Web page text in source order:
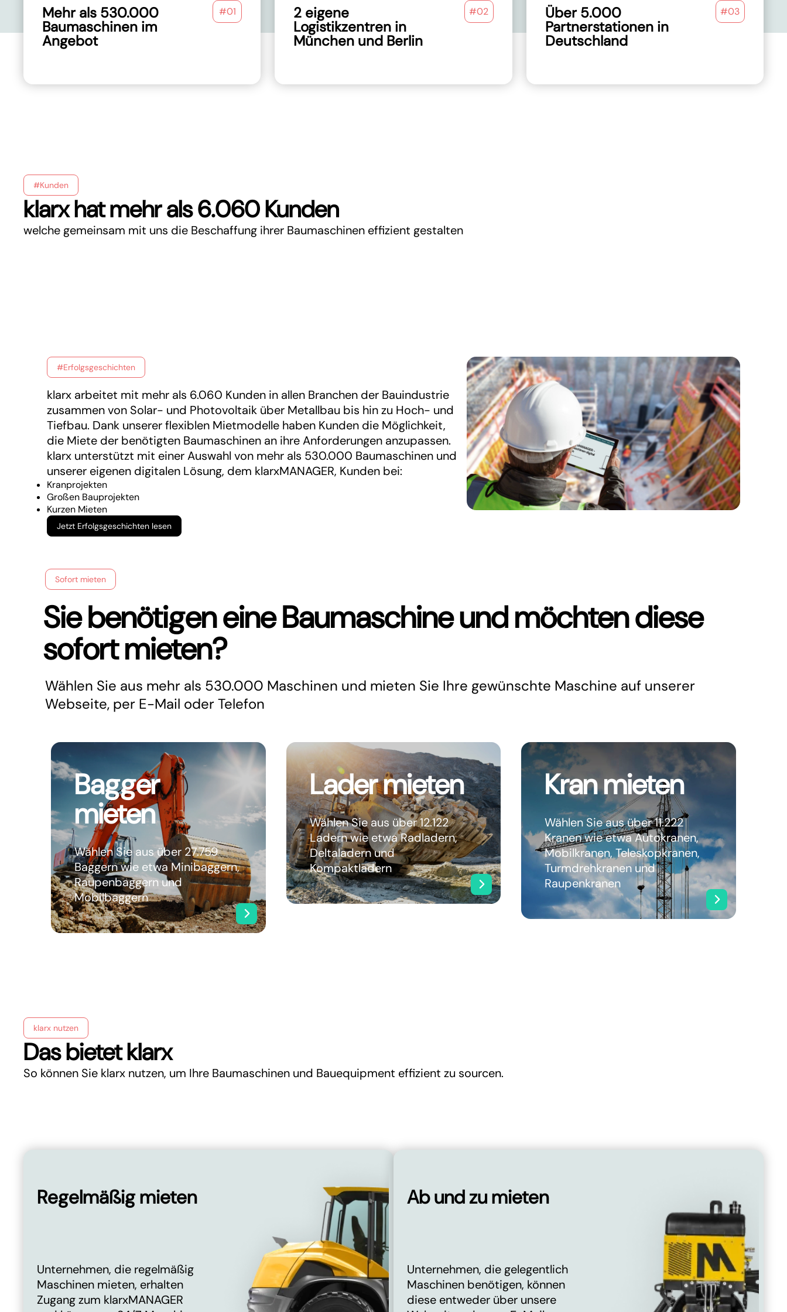
#01
Mehr als 530.000
Baumaschinen im
Angebot
#02
2 eigene
Logistikzentren in
München und Berlin
#03
Über 5.000
Partnerstationen in
Deutschland
#Kunden
klarx hat mehr als 6.060 Kunden
welche gemeinsam mit uns die Beschaffung ihrer Baumaschinen effizient gestalten
#Erfolgsgeschichten
klarx arbeitet mit mehr als 6.060 Kunden in allen Branchen der Bauindustrie
zusammen von Solar- und Photovoltaik über Metallbau bis hin zu Hoch- und
Tiefbau. Dank unserer flexiblen Mietmodelle haben Kunden die Möglichkeit,
die Miete der benötigten Baumaschinen an ihre Anforderungen anzupassen.
klarx unterstützt mit einer Auswahl von mehr als 530.000 Baumaschinen und
unserer eigenen digitalen Lösung, dem klarxMANAGER, Kunden bei:
Kranprojekten
Großen Bauprojekten
Kurzen Mieten
Jetzt Erfolgsgeschichten lesen
Sofort mieten
Sie benötigen eine Baumaschine und möchten diese
sofort mieten?
Wählen Sie aus mehr als 530.000 Maschinen und mieten Sie Ihre gewünschte Maschine auf unserer
Webseite, per E-Mail oder Telefon
Bagger
mieten
Wählen Sie aus über 27.759
Baggern wie etwa Minibaggern,
Raupenbaggern und
Mobilbaggern
Lader mieten
Wählen Sie aus über 12.122
Ladern wie etwa Radladern,
Deltaladern und
Kompaktladern
Kran mieten
Wählen Sie aus über 11.222
Kranen wie etwa Autokranen,
Mobilkranen, Teleskopkranen,
Turmdrehkranen und
Raupenkranen
klarx nutzen
Das bietet klarx
So können Sie klarx nutzen, um Ihre Baumaschinen und Bauequipment effizient zu sourcen.
Regelmäßig mieten
Unternehmen, die regelmäßig
Maschinen mieten, erhalten
Zugang zum klarxMANAGER
Ab und zu mieten
Unternehmen, die gelegentlich
Maschinen benötigen, können
diese entweder über unsere